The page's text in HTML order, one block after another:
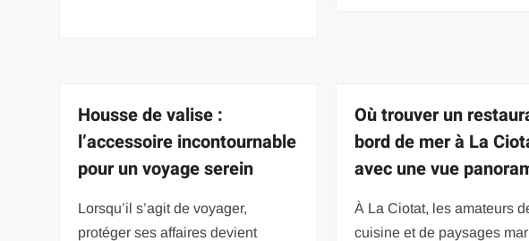
Housse de valise :
l’accessoire incontournable
pour un voyage serein
Lorsqu’il s’agit de voyager,
protéger ses affaires devient
Où trouver un
bord de mer à La
avec une vue
À La Ciotat, les amateurs
cuisine et de paysages